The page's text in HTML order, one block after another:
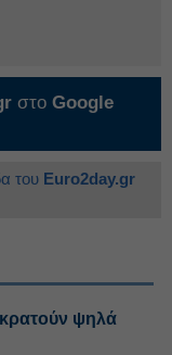
στο Google
του Euro2day.gr
ψηλά